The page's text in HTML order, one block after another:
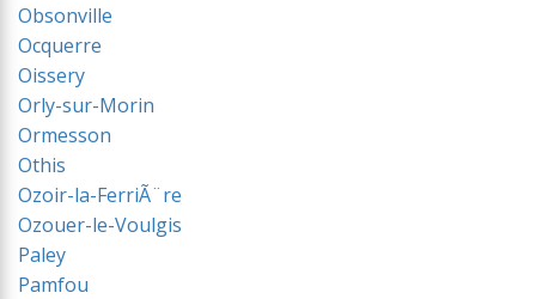
Obsonville
Ocquerre
Oissery
Orly-sur-Morin
Ormesson
Othis
Ozoir-la-FerriÃ¨re
Ozouer-le-Voulgis
Paley
Pamfou